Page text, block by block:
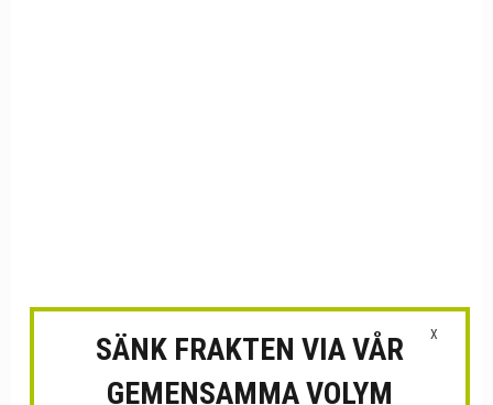
X
SÄNK FRAKTEN VIA VÅR
GEMENSAMMA VOLYM